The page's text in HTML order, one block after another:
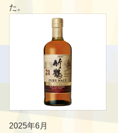
た。
2025年6月